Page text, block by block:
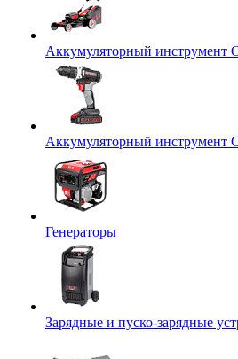
Аккумуляторный инструмент
Аккумуляторный инструмент
Генераторы
Зарядные и пуско-зарядные